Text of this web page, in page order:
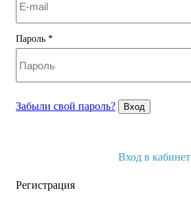
Пароль *
Забыли свой пароль? Вход
Вход в кабинет
Регистрация